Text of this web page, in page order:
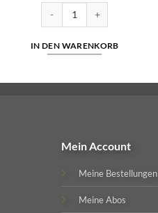
IN DEN WARENKORB
Mein Account
Meine Bestellungen
Meine Abos